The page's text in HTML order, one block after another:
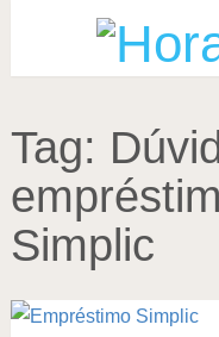
Tag:
Simplic